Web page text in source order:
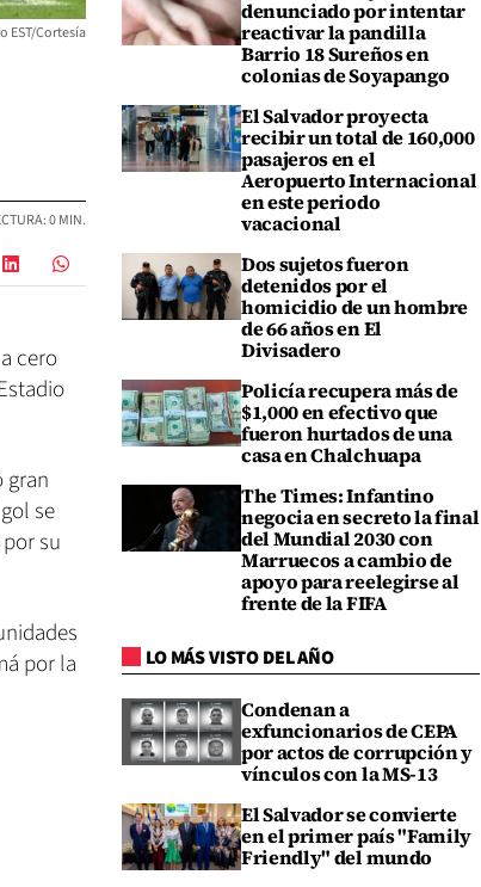
EST/Cortesía
0 MIN.
cero
gran
se
su
por la
denunciado por intentar
reactivar la pandilla
Barrio 18 Sureños en
colonias de Soyapango
El Salvador proyecta
recibir un total de 160,000
pasajeros en el
Aeropuerto Internacional
en este periodo
vacacional
Dos sujetos fueron
detenidos por el
homicidio de un hombre
de 66 años en El
Divisadero
Policía recupera más de
$1,000 en efectivo que
fueron hurtados de una
casa en Chalchuapa
The Times: Infantino
negocia en secreto la final
del Mundial 2030 con
Marruecos a cambio de
apoyo para reelegirse al
frente de la FIFA
LO MÁS VISTO DEL AÑO
Condenan a
exfuncionarios de CEPA
por actos de corrupción y
vínculos con la MS-13
El Salvador se convierte
en el primer país "Family
Friendly" del mundo